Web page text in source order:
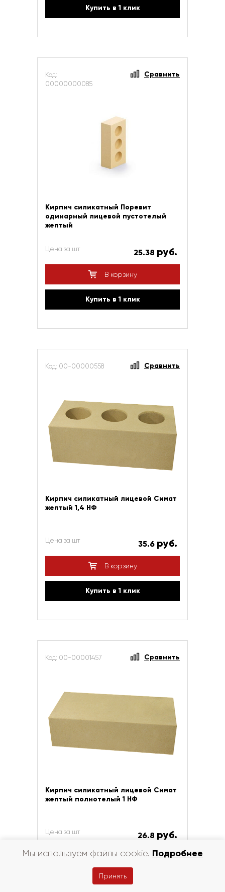
Купить в 1 клик
Код:
00000000085
Сравнить
Кирпич силикатный Поревит
одинарный лицевой пустотелый
желтый
Цена за шт 25.38 руб.
В корзину
Купить в 1 клик
Код: 00-00000558 Сравнить
Кирпич силикатный лицевой Симат
желтый 1,4 НФ
Цена за шт 35.6 руб.
В корзину
Купить в 1 клик
Код: 00-00001457 Сравнить
Кирпич силикатный лицевой Симат
желтый полнотелый 1 НФ
Цена за шт 26.8 руб.
В корзину
Купить в 1 клик
Мы используем файлы cookie. Подробнее
Принять